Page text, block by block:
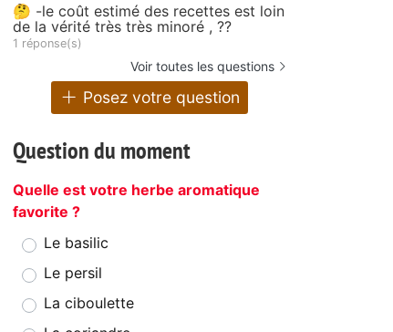
🤔 -le coût estimé des recettes est loin
de la vérité très très minoré , ??
1 réponse(s)
Voir toutes les questions
Posez votre question
Question du moment
Quelle est votre herbe aromatique
favorite ?
Le basilic
Le persil
La ciboulette